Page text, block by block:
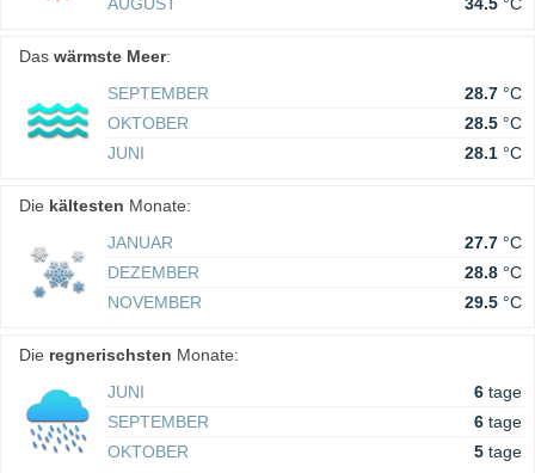
Das wärmste Meer:
SEPTEMBER
28.7 °C
OKTOBER
28.5 °C
JUNI
28.1 °C
Die kältesten Monate:
JANUAR
27.7 °C
DEZEMBER
28.8 °C
NOVEMBER
29.5 °C
Die regnerischsten Monate:
JUNI
6 tage
SEPTEMBER
6 tage
OKTOBER
5 tage